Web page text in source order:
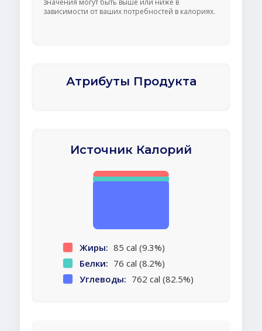
значения могут быть выше или ниже в
зависимости от ваших потребностей в калориях.
Атрибуты Продукта
Источник Калорий
Жиры: 85 cal (9.3%)
Белки: 76 cal (8.2%)
Углеводы: 762 cal (82.5%)